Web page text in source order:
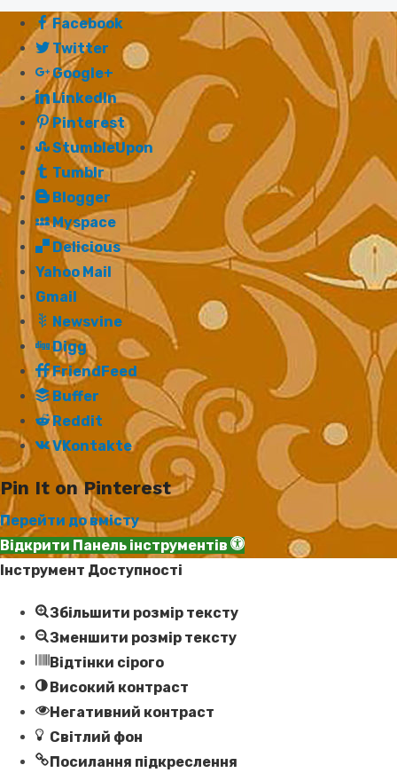
Facebook
Twitter
Google+
LinkedIn
Pinterest
StumbleUpon
Tumblr
Blogger
Myspace
Delicious
Yahoo Mail
Gmail
Newsvine
Digg
FriendFeed
Buffer
Reddit
VKontakte
Pin It on Pinterest
Перейти до вмісту
Відкрити Панель інструментів
Інструмент Доступності
Збільшити розмір тексту
Зменшити розмір тексту
Відтінки сірого
Високий контраст
Негативний контраст
Світлий фон
Посилання підкреслення